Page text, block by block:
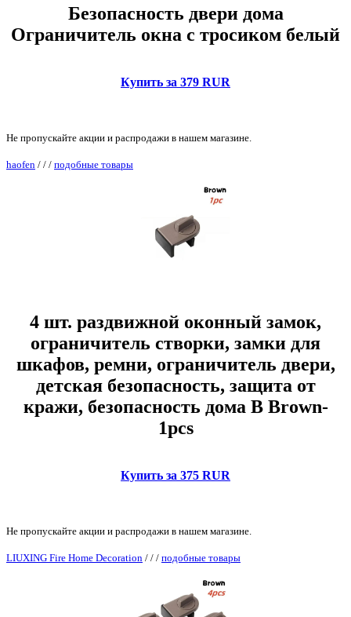
Безопасность двери дома
Ограничитель окна с тросиком белый
Купить за 379 RUR
Не пропускайте акции и распродажи в нашем магазине.
haofen / / / подобные товары
4 шт. раздвижной оконный замок,
ограничитель створки, замки для
шкафов, ремни, ограничитель двери,
детская безопасность, защита от
кражи, безопасность дома B Brown-
1pcs
Купить за 375 RUR
Не пропускайте акции и распродажи в нашем магазине.
LIUXING Fire Home Decoration / / / подобные товары